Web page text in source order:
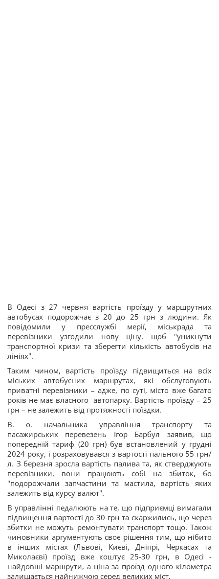
В Одесі з 27 червня вартість проїзду у маршрутних
автобусах подорожчає з 20 до 25 грн з людини. Як
повідомили у пресслужбі мерії, міськрада та
перевізники узгодили нову ціну, щоб "уникнути
транспортної кризи та зберегти кількість автобусів на
лініях".
Таким чином, вартість проїзду підвищиться на всіх
міських автобусних маршрутах, які обслуговують
приватні перевізники – адже, по суті, місто вже багато
років не має власного автопарку. Вартість проїзду – 25
грн – не залежить від протяжності поїздки.
В. о. начальника управління транспорту та
пасажирських перевезень Ігор Барбул заявив, що
попередній тариф (20 грн) був встановлений у грудні
2024 року, і розраховувався з вартості пального 55 грн/
л. З березня зросла вартість палива та, як стверджують
перевізники, вони працюють собі на збиток, бо
"подорожчали запчастини та мастила, вартість яких
залежить від курсу валют".
В управлінні педалюють на те, що підприємці вимагали
підвищення вартості до 30 грн та скаржились, що через
збитки не можуть ремонтувати транспорт тощо. Також
чиновники аргументують своє рішення тим, що нібито
в інших містах (Львові, Києві, Дніпрі, Черкасах та
Миколаєві) проїзд вже коштує 25-30 грн, в Одесі -
найдовші маршрути, а ціна за проїзд одного кілометра
залишається найнижчою серед великих міст.